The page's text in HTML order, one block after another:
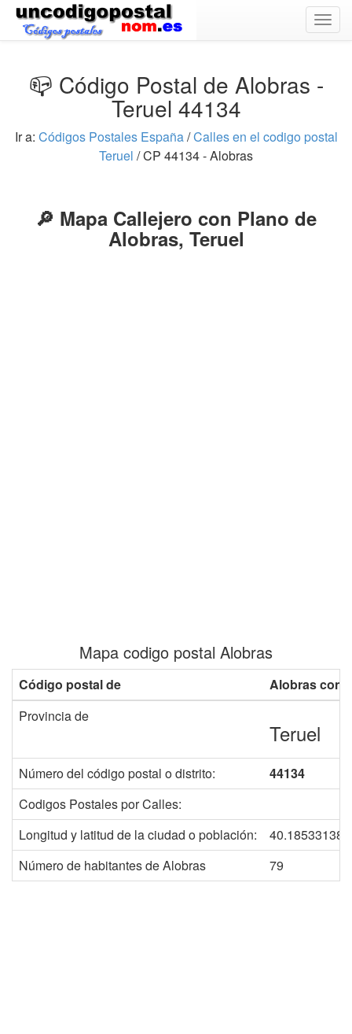
📪 Código Postal de Alobras -
Teruel 44134
Ir a: Códigos Postales España/Calles en el codigo postal
Teruel / CP 44134 - Alobras
🔎 Mapa Callejero con Plano de
Alobras, Teruel
Mapa codigo postal Alobras
Código postal de
Alobras con
Provincia de
Teruel
Número del código postal o distrito:
44134
Codigos Postales por Calles:
Longitud y latitud de la ciudad o población:
Número de habitantes de Alobras
79